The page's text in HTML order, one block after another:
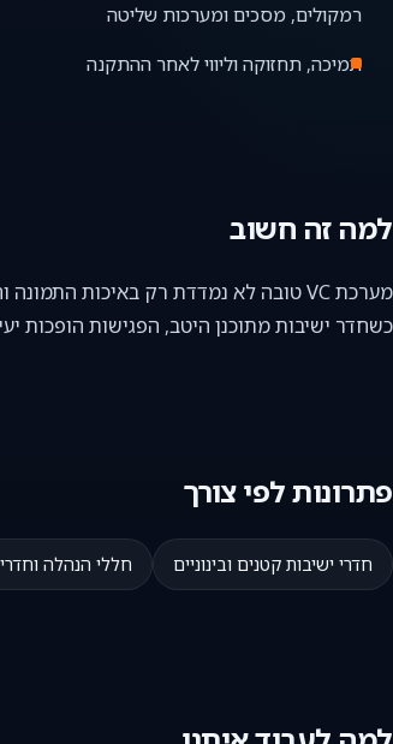
רמקולים, מסכים ומערכות שליטה
תמיכה, תחזוקה וליווי לאחר ההתקנה
למה זה חשוב
מערכת VC טובה לא נמדדת רק באיכות התמונה והצליל, אלא גם ביכולת שלה להשתלב נכון בסביבת העבודה.
כשחדר ישיבות מתוכנן היטב, הפגישות הופכות
פתרונות לפי צורך
חדרי ישיבות קטנים ובינוניים חללי הנהלה וחדרי